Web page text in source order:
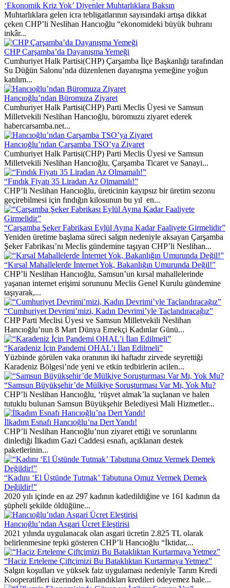
‘Ekonomik Kriz Yok’ Diyenler Muhtarlıklara Baksın
Muhtarlıklara gelen icra tebligatlarının sayısındaki artışa dikkat
çeken CHP’li Neslihan Hancıoğlu “ekonomideki büyük buhranı
inkâr...
CHP Çarşamba’da Dayanışma Yemeği
Cumhuriyet Halk Partisi(CHP) Çarşamba İlçe Başkanlığı tarafından
Su Düğün Salonu’nda düzenlenen dayanışma yemeğine yoğun
katılım...
Hancıoğlu’ndan Büromuza Ziyaret
Cumhuriyet Halk Partisi(CHP) Parti Meclis Üyesi ve Samsun
Milletvekili Neslihan Hancıoğlu, büromuzu ziyaret ederek
habercarsamba.net...
Hancıoğlu’ndan Çarşamba TSO’ya Ziyaret
Cumhuriyet Halk Partisi(CHP) Parti Meclis Üyesi ve Samsun
Milletvekili Neslihan Hancıoğlu, Çarşamba Ticaret ve Sanayi...
“Fındık Fiyatı 35 Liradan Az Olmamalı!”
CHP’li Neslihan Hancıoğlu, üreticinin kayıpsız bir üretim sezonu
geçirebilmesi için fındığın kilosunun bu yıl en...
“Çarşamba Şeker Fabrikası Eylül Ayına Kadar Faaliyete Girmelidir”
Yeniden üretime başlama süreci salgın nedeniyle aksayan Çarşamba
Şeker Fabrikası’nı Meclis gündemine taşıyan CHP’li Neslihan...
“Kırsal Mahallelerde İnternet Yok, Bakanlığın Umurunda Değil!”
CHP’li Neslihan Hancıoğlu, Samsun’un kırsal mahallelerinde
yaşanan internet erişimi sorununu Meclis Genel Kurulu gündemine
taşıyarak,...
“Cumhuriyet Devrimi’mizi, Kadın Devrimi’yle Taçlandıracağız”
CHP Parti Meclisi Üyesi ve Samsun Milletvekili Neslihan
Hancıoğlu’nun 8 Mart Dünya Emekçi Kadınlar Günü...
“Karadeniz İçin Pandemi OHAL’i İlan Edilmeli”
Yüzbinde görülen vaka oranının iki haftadır zirvede seyrettiği
Karadeniz Bölgesi’nde yeni ve etkin tedbirlerin acilen...
“Samsun Büyükşehir’de Mülkiye Soruşturması Var Mı, Yok Mu?
CHP’li Neslihan Hancıoğlu, ‘rüşvet almak’la suçlanan ve halen
tutuklu bulunan Samsun Büyükşehir Belediyesi Mali Hizmetler...
İlkadım Esnafı Hancıoğlu’na Dert Yandı!
CHP’li Neslihan Hancıoğlu’nun ziyaret ettiği ve sorunlarını
dinlediği İlkadım Gazi Caddesi esnafı, açıklanan destek
paketlerinin...
“Kadını ‘El Üstünde Tutmak’ Tabutuna Omuz Vermek Demek
Değildir!”
2020 yılı içinde en az 297 kadının katledildiğine ve 161 kadının da
şüpheli şekilde öldüğüne...
Hancıoğlu’ndan Asgari Ücret Eleştirisi
2021 yılında uygulanacak olan asgari ücretin 2.825 TL olarak
belirlenmesine tepki gösteren CHP’li Hancıoğlu “İktidar,...
“Haciz Erteleme Çiftçimizi Bu Bataklıktan Kurtarmaya Yetmez”
Salgın koşulları ve yüksek faiz uygulaması nedeniyle Tarım Kredi
Kooperatifleri üzerinden kullandıkları kredileri ödeyemez hale...